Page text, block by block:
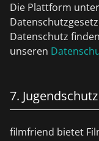
Die Plattform
Datenschutz
unseren
7. Jugendschutz
filmfriend bietet